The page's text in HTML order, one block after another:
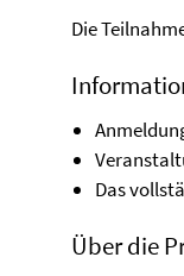
Die
Das
Über die